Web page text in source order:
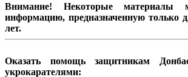
Внимание! Некоторые материалы
информацию, предназначенную только
лет.
Оказать помощь защитникам
укрокарателями: